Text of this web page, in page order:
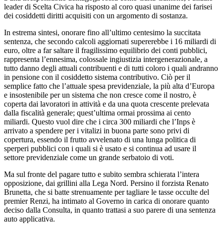
leader di Scelta Civica ha risposto al coro quasi unanime dei farisei
dei cosiddetti diritti acquisiti con un argomento di sostanza.
In estrema sintesi, onorare fino all’ultimo centesimo la succitata
sentenza, che secondo calcoli aggiornati supererebbe i 16 miliardi di
euro, oltre a far saltare il fragilissimo equilibrio dei conti pubblici,
rappresenta l’ennesima, colossale ingiustizia intergenerazionale, a
tutto danno degli attuali contribuenti e di tutti coloro i quali andranno
in pensione con il cosiddetto sistema contributivo. Ciò per il
semplice fatto che l’attuale spesa previdenziale, la più alta d’Europa
e insostenibile per un sistema che non cresce come il nostro, è
coperta dai lavoratori in attività e da una quota crescente prelevata
dalla fiscalità generale; quest’ultima ormai prossima ai cento
miliardi. Questo vuol dire che i circa 300 miliardi che l’Inps è
arrivato a spendere per i vitalizi in buona parte sono privi di
copertura, essendo il frutto avvelenato di una lunga politica di
sperperi pubblici con i quali si è usato e si continua ad usare il
settore previdenziale come un grande serbatoio di voti.
Ma sul fronte del pagare tutto e subito sembra schierata l’intera
opposizione, dai grillini alla Lega Nord. Persino il forzista Renato
Brunetta, che si batte strenuamente per tagliare le tasse occulte del
premier Renzi, ha intimato al Governo in carica di onorare quanto
deciso dalla Consulta, in quanto trattasi a suo parere di una sentenza
auto applicativa.